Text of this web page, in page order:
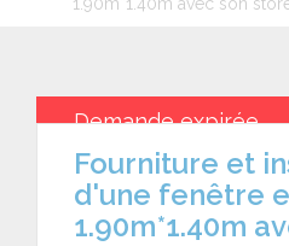
Demande expirée
Fourniture et installation
d'une fenêtre
1.90m*1.40m